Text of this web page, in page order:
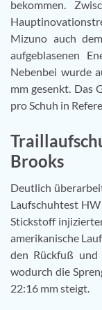
bekommen.
Mizuno auch
aufgeblasenen
Nebenbei wurde
mm gesenkt. Das
pro Schuh in
Brooks
Deutlich
Laufschuhtest
Stickstoff
amerikanische
den Rückfuß
wodurch die
22:16 mm steigt.